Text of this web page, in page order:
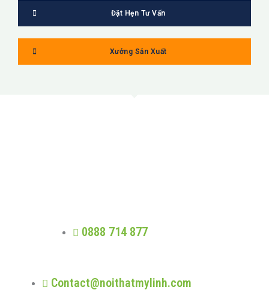
Đặt Hẹn Tư Vấn
Xưởng Sản Xuất
0888 714 877
Contact@noithatmylinh.com